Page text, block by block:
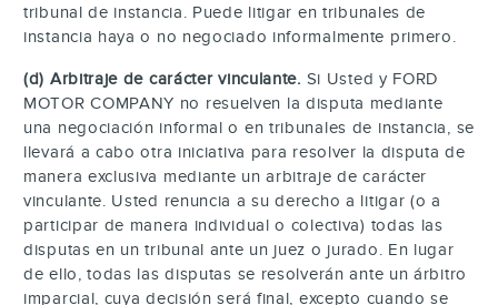
tribunal de instancia. Puede litigar en tribunales de
instancia haya o no negociado informalmente primero.
(d) Arbitraje de carácter vinculante. Si Usted y FORD
MOTOR COMPANY no resuelven la disputa mediante
una negociación informal o en tribunales de instancia, se
llevará a cabo otra iniciativa para resolver la disputa de
manera exclusiva mediante un arbitraje de carácter
vinculante. Usted renuncia a su derecho a litigar (o a
participar de manera individual o colectiva) todas las
disputas en un tribunal ante un juez o jurado. En lugar
de ello, todas las disputas se resolverán ante un árbitro
imparcial, cuya decisión será final, excepto cuando se